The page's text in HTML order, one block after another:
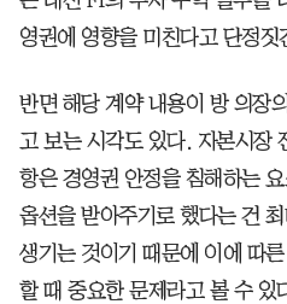
영권에 영향을 미친다고 단정짓
반면 해당 계약 내용이 방 의장
고 보는 시각도 있다. 자본시장
항은 경영권 안정을 침해하는
옵션을 받아주기로 했다는 건
생기는 것이기 때문에 이에 따
할 때 중요한 문제라고 볼 수 있